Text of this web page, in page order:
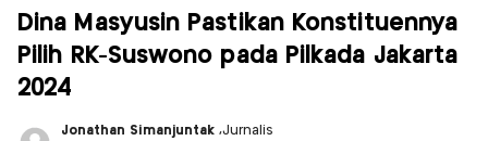
Dina Masyusin Pastikan Konstituennya
Pilih RK-Suswono pada Pilkada Jakarta
2024
Jonathan Simanjuntak,Jurnalis